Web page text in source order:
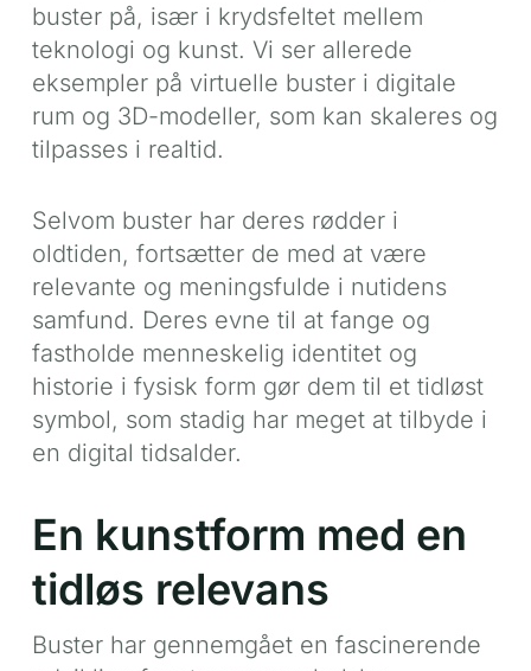
buster på, især i krydsfeltet mellem
teknologi og kunst. Vi ser allerede
eksempler på virtuelle buster i digitale
rum og 3D-modeller, som kan skaleres og
tilpasses i realtid.
Selvom buster har deres rødder i
oldtiden, fortsætter de med at være
relevante og meningsfulde i nutidens
samfund. Deres evne til at fange og
fastholde menneskelig identitet og
historie i fysisk form gør dem til et tidløst
symbol, som stadig har meget at tilbyde i
en digital tidsalder.
En kunstform med en
tidløs relevans
Buster har gennemgået en fascinerende